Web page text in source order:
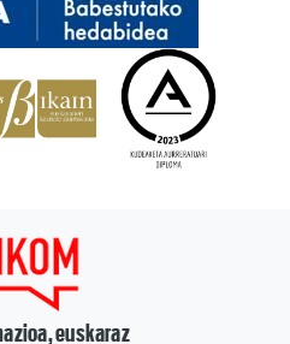
euskaraz